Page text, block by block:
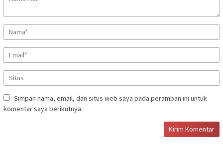
Simpan nama, email, dan situs web saya pada peramban ini untuk
komentar saya berikutnya.